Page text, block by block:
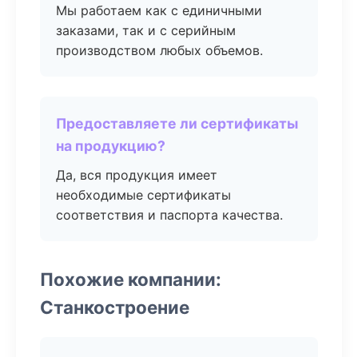
Мы работаем как с единичными
заказами, так и с серийным
производством любых объемов.
Предоставляете ли сертификаты
на продукцию?
Да, вся продукция имеет
необходимые сертификаты
соответствия и паспорта качества.
Похожие компании:
Станкостроение